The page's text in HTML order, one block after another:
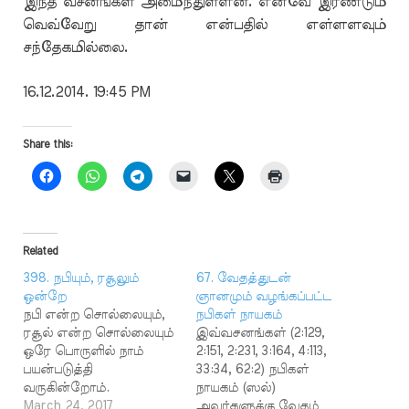
வெவ்வேறு தான் என்பதில் எள்ளளவும்
சந்தேகமில்லை.
16.12.2014. 19:45 PM
Share this:
Related
398. நபியும், ரசூலும்
ஒன்றே
நபி என்ற சொல்லையும்,
ரசூல் என்ற சொல்லையும்
ஒரே பொருளில் நாம்
பயன்படுத்தி
வருகின்றோம்.
இவ்விரண்டுக்கும்
March 24, 2017
67. வேதத்துடன்
ஞானமும் வழங்கப்பட்ட
நபிகள் நாயகம்
இவ்வசனங்கள் (2:129,
2:151, 2:231, 3:164, 4:113,
33:34, 62:2) நபிகள்
நாயகம் (ஸல்)
அவர்களுக்கு வேதம்